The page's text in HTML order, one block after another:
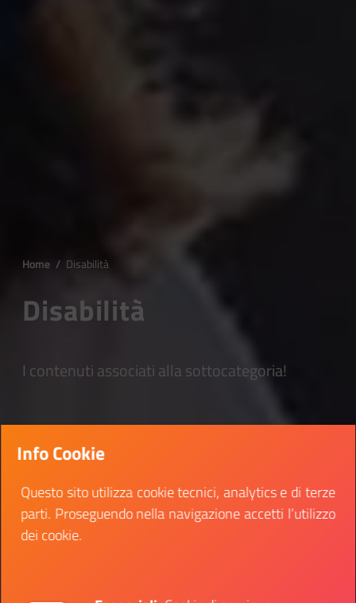
Home / Disabilità
Disabilità
I contenuti associati alla sottocategoria!
Info Cookie
Questo sito utilizza cookie tecnici, analytics e di terze
parti. Proseguendo nella navigazione accetti l’utilizzo
dei cookie.